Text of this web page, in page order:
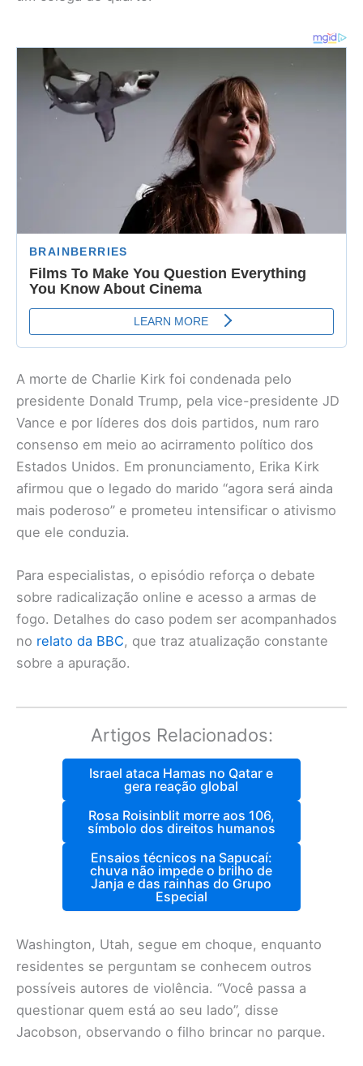
A morte de Charlie Kirk foi condenada pelo
presidente Donald Trump, pela vice-presidente JD
Vance e por líderes dos dois partidos, num raro
consenso em meio ao acirramento político dos
Estados Unidos. Em pronunciamento, Erika Kirk
afirmou que o legado do marido “agora será ainda
mais poderoso” e prometeu intensificar o ativismo
que ele conduzia.
Para especialistas, o episódio reforça o debate
sobre radicalização online e acesso a armas de
fogo. Detalhes do caso podem ser acompanhados
no relato da BBC, que traz atualização constante
sobre a apuração.
Artigos Relacionados:
Israel ataca Hamas no Qatar e
gera reação global
Rosa Roisinblit morre aos 106,
símbolo dos direitos humanos
Ensaios técnicos na Sapucaí:
chuva não impede o brilho de
Janja e das rainhas do Grupo
Especial
Washington, Utah, segue em choque, enquanto
residentes se perguntam se conhecem outros
possíveis autores de violência. “Você passa a
questionar quem está ao seu lado”, disse
Jacobson, observando o filho brincar no parque.